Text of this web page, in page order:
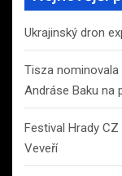
Ukrajinský dron
Tisza nominovala
Andráse Baku na
Festival Hrady
Veveří